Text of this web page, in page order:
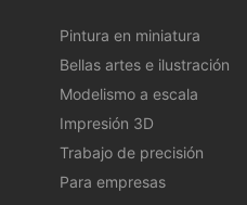
Pintura en miniatura
Bellas artes e ilustración
Modelismo a escala
Impresión 3D
Trabajo de precisión
Para empresas